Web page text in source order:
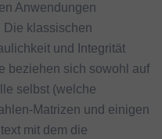
Anwendungen
Die klassischen
und Integrität
beziehen sich sowohl auf
selbst (welche
Matrizen und einigen
mit dem die